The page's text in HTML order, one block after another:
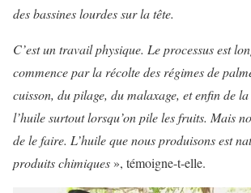
des bassines lourdes sur la tête.
C’est un travail physique. Le processus est
commence par la récolte des régimes de
cuisson, du pilage, du malaxage, et enfin de
l’huile surtout lorsqu’on pile les fruits. Mais
de le faire. L’huile que nous produisons est
produits chimiques », témoigne-t-elle.